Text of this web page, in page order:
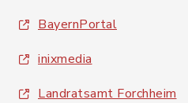
BayernPortal
inixmedia
Landratsamt Forchheim